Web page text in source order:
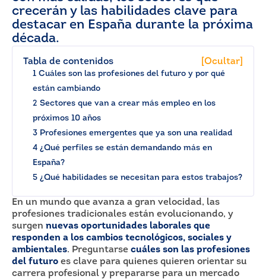
crecerán y las habilidades clave para
destacar en España durante la próxima
década.
Tabla de contenidos [Ocultar]
1 Cuáles son las profesiones del futuro y por qué
están cambiando
2 Sectores que van a crear más empleo en los
próximos 10 años
3 Profesiones emergentes que ya son una realidad
4 ¿Qué perfiles se están demandando más en
España?
5 ¿Qué habilidades se necesitan para estos trabajos?
En un mundo que avanza a gran velocidad, las
profesiones tradicionales están evolucionando, y
surgen nuevas oportunidades laborales que
responden a los cambios tecnológicos, sociales y
ambientales. Preguntarse cuáles son las profesiones
del futuro es clave para quienes quieren orientar su
carrera profesional y prepararse para un mercado